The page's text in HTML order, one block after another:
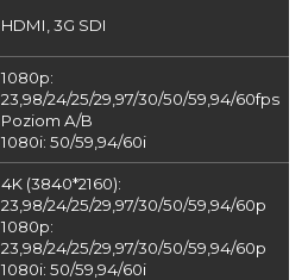
HDMI, 3G SDI
1080p:
23,98/24/25/29,97/30/50/59,94/60fps
Poziom A/B
1080i: 50/59,94/60i
4K (3840*2160):
23,98/24/25/29,97/30/50/59,94/60p
1080p:
23,98/24/25/29,97/30/50/59,94/60p
1080i: 50/59,94/60i